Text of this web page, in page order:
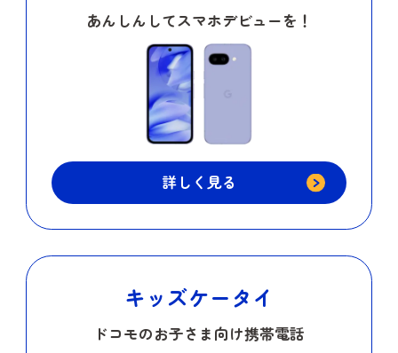
あんしんしてスマホデビューを！
詳しく見る
キッズケータイ
ドコモのお子さま向け携帯電話